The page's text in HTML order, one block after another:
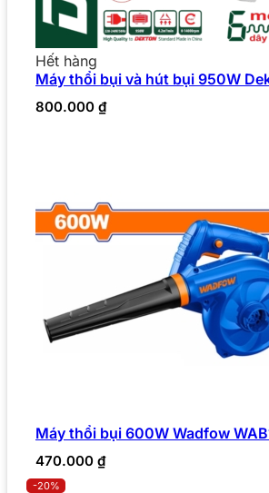
Hết hàng
Máy thổi bụi và hút bụi 950W
800.000 ₫
Máy thổi bụi 600W Wadfow
470.000 ₫
-20%